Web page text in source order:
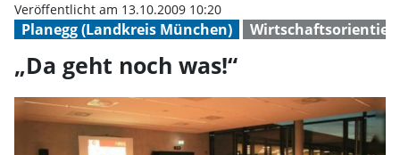
Planegg (Landkreis München)
Veröffentlicht am 13.10.2009 10:20
„Da geht noch was!“